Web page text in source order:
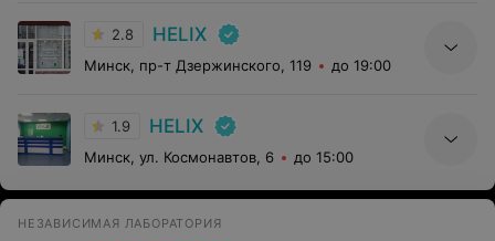
2.8 HELIX
Минск, пр-т Дзержинского, 119 до 19:00
1.9 HELIX
Минск, ул. Космонавтов, 6 до 15:00
НЕЗАВИСИМАЯ ЛАБОРАТОРИЯ